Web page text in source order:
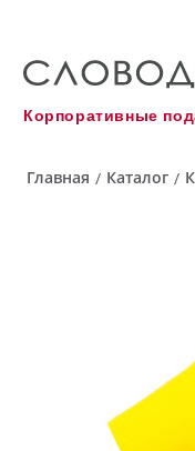
Корпоративные
Главная / Каталог /